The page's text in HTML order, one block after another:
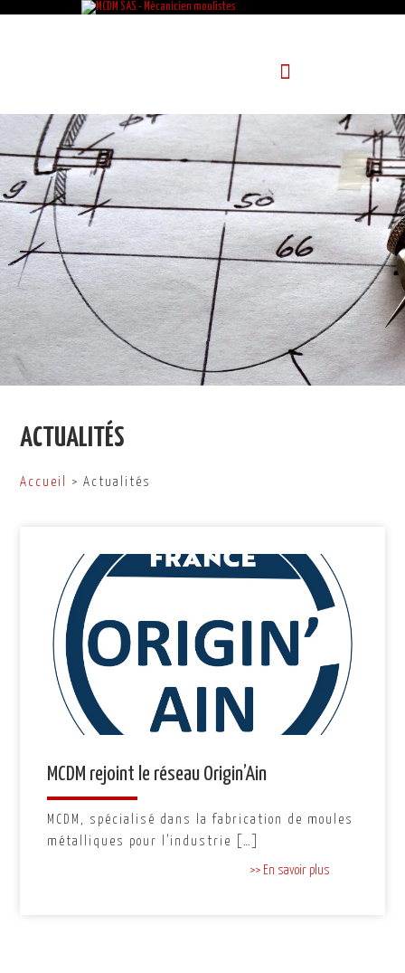
ACTUALITÉS
Accueil > Actualités
MCDM rejoint le réseau Origin’Ain
MCDM, spécialisé dans la fabrication de moules
métalliques pour l’industrie […]
>> En savoir plus